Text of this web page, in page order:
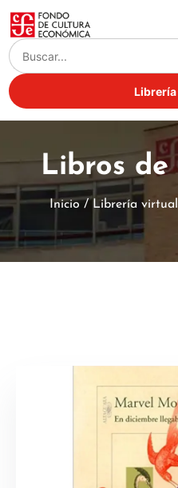
Libros
Inicio / Librería